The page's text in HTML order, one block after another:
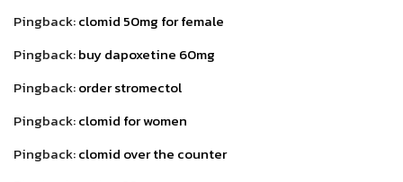
Pingback:clomid 50mg for female
Pingback:buy dapoxetine 60mg
Pingback:order stromectol
Pingback:clomid for women
Pingback:clomid over the counter